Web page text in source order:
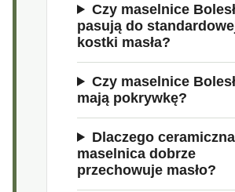
Czy maselnice
pasują do
kostki masła?
Czy maselnice
mają pokrywkę?
Dlaczego ceramiczna
maselnica dobrze
przechowuje masło?